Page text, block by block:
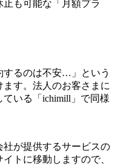
も可能な「月額プラ
するのは不安…」という
す。法人のお客さまに
いる「ichimill」で同様
が提供するサービスの
トに移動しますので、